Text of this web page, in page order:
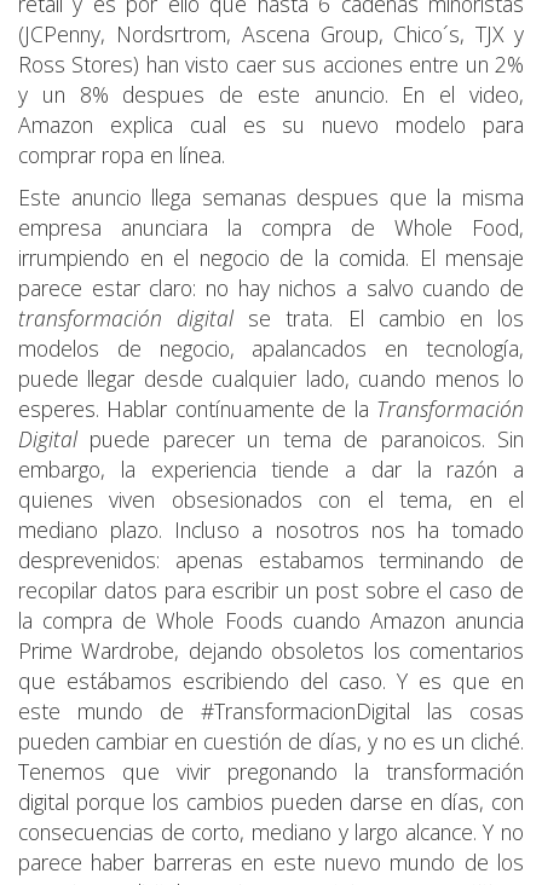
(JCPenny, Nordsrtrom, Ascena Group, Chico´s, TJX y
Ross Stores) han visto caer sus acciones entre un 2%
y un 8% despues de este anuncio. En el video,
Amazon explica cual es su nuevo modelo para
comprar ropa en línea.
Este anuncio llega semanas despues que la misma
empresa anunciara la compra de Whole Food,
irrumpiendo en el negocio de la comida. El mensaje
parece estar claro: no hay nichos a salvo cuando de
transformación digitalse trata. El cambio en los
modelos de negocio, apalancados en tecnología,
puede llegar desde cualquier lado, cuando menos lo
esperes. Hablar contínuamente de la Transformación
Digitalpuede parecer un tema de paranoicos. Sin
embargo, la experiencia tiende a dar la razón a
quienes viven obsesionados con el tema, en el
mediano plazo. Incluso a nosotros nos ha tomado
desprevenidos: apenas estabamos terminando de
recopilar datos para escribir un post sobre el caso de
la compra de Whole Foods cuando Amazon anuncia
Prime Wardrobe, dejando obsoletos los comentarios
que estábamos escribiendo del caso. Y es que en
este mundo de #TransformacionDigital las cosas
pueden cambiar en cuestión de días, y no es un cliché.
Tenemos que vivir pregonando la transformación
digital porque los cambios pueden darse en días, con
consecuencias de corto, mediano y largo alcance. Y no
parece haber barreras en este nuevo mundo de los